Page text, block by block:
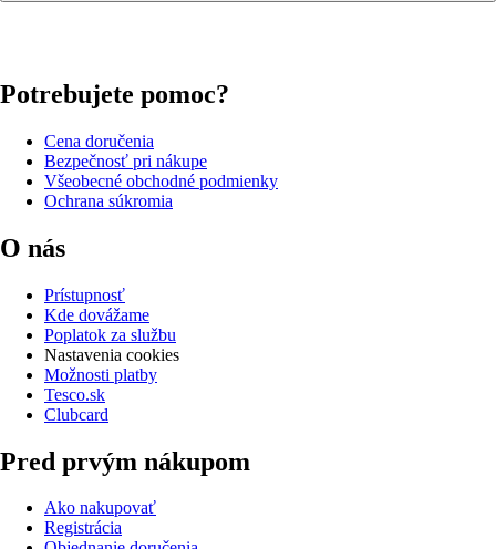
Potrebujete pomoc?
Cena doručenia
Bezpečnosť pri nákupe
Všeobecné obchodné podmienky
Ochrana súkromia
O nás
Prístupnosť
Kde dovážame
Poplatok za službu
Nastavenia cookies
Možnosti platby
Tesco.sk
Clubcard
Pred prvým nákupom
Ako nakupovať
Registrácia